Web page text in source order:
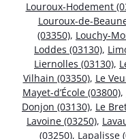
Louroux-Hodement
Louroux-de-
(03350), Louchy-
Loddes (03130),
Liernolles (03130),
Vilhain (03350), Le
Mayet-d’École (03800),
Donjon (03130), Le
Lavoine (03250),
(03250), Lapalisse